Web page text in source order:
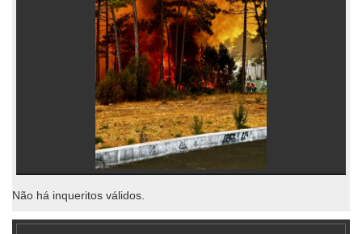
Não há inqueritos válidos.